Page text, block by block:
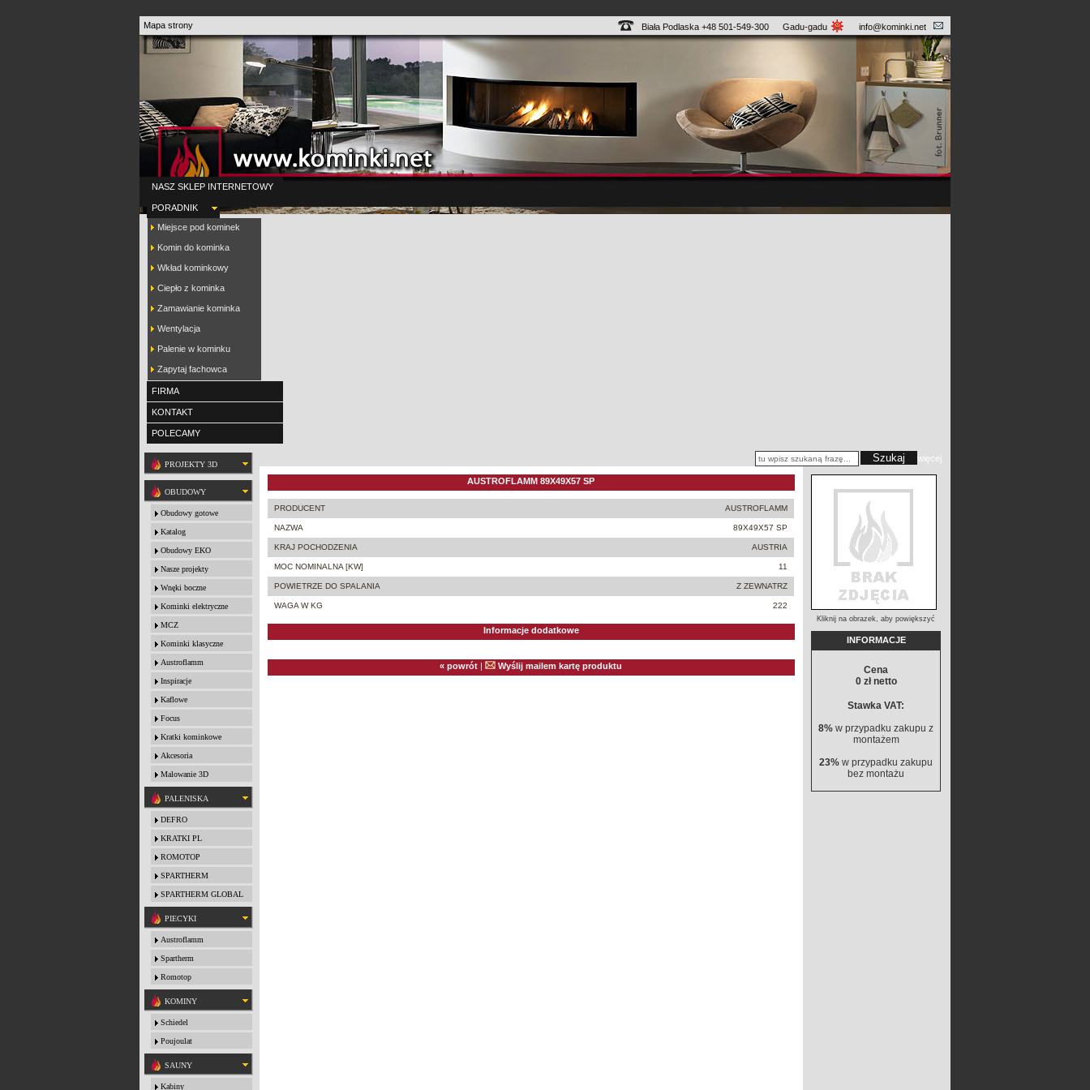
Mapa strony Biała Podlaska +48 501-549-300 Gadu-gadu info@kominki.net
NASZ SKLEP INTERNETOWY
PORADNIK
Miejsce pod kominek
Komin do kominka
Wkład kominkowy
Ciepło z kominka
Zamawianie kominka
Wentylacja
Palenie w kominku
Zapytaj fachowca
FIRMA
KONTAKT
POLECAMY
więcej
PROJEKTY 3D
OBUDOWY
Obudowy gotowe
Katalog
Obudowy EKO
Nasze projekty
Wnęki boczne
Kominki elektryczne
MCZ
Kominki klasyczne
Austroflamm
Inspiracje
Kaflowe
Focus
Kratki kominkowe
Akcesoria
Malowanie 3D
PALENISKA
DEFRO
KRATKI PL
ROMOTOP
SPARTHERM
SPARTHERM GLOBAL
PIECYKI
Austroflamm
Spartherm
Romotop
KOMINY
Schiedel
Poujoulat
SAUNY
Kabiny
AUSTROFLAMM 89X49X57 SP
PRODUCENT AUSTROFLAMM
NAZWA 89X49X57 SP
KRAJ POCHODZENIA AUSTRIA
MOC NOMINALNA [KW] 11
POWIETRZE DO SPALANIA Z ZEWNATRZ
WAGA W KG 222
Informacje dodatkowe
« powrót | Wyślij mailem kartę produktu
Kliknij na obrazek, aby powiększyć
INFORMACJE
Cena
0 zł netto
Stawka VAT:
8% w przypadku zakupu z
montażem
23% w przypadku zakupu
bez montażu